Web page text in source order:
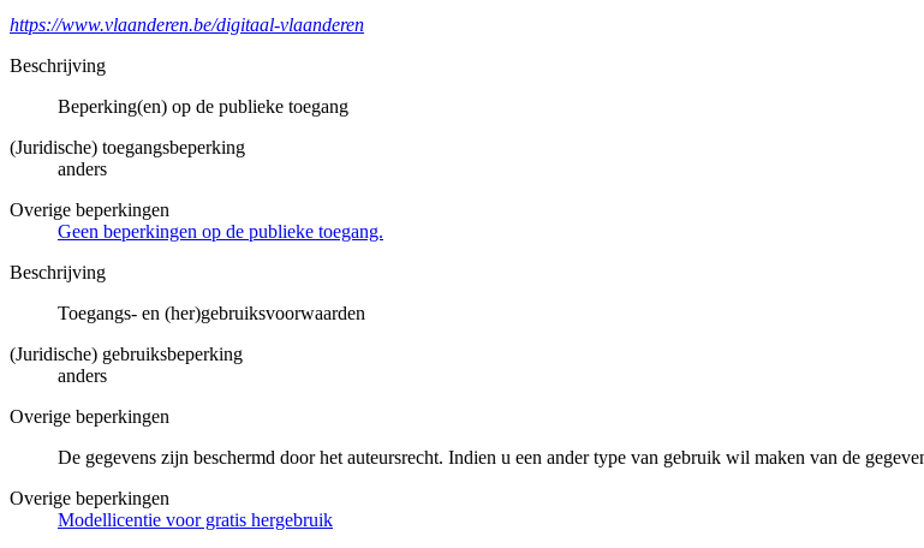
https://www.vlaanderen.be/digitaal-vlaanderen
Beschrijving
Beperking(en) op de publieke toegang
(Juridische) toegangsbeperking
anders
Overige beperkingen
Geen beperkingen op de publieke toegang.
Beschrijving
Toegangs- en (her)gebruiksvoorwaarden
(Juridische) gebruiksbeperking
anders
Overige beperkingen
De gegevens zijn beschermd door het auteursrecht. Indien u een ander type van gebruik wil maken van de
Overige beperkingen
Modellicentie voor gratis hergebruik